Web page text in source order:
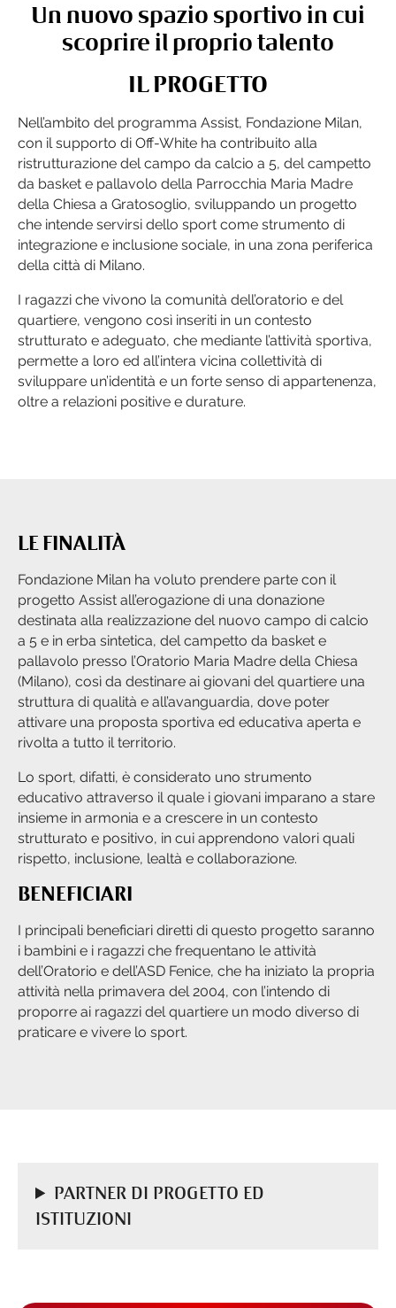
Un nuovo spazio sportivo in cui
scoprire il proprio talento
IL PROGETTO
Nell’ambito del programma Assist, Fondazione Milan,
con il supporto di Off-White ha contribuito alla
ristrutturazione del campo da calcio a 5, del campetto
da basket e pallavolo della Parrocchia Maria Madre
della Chiesa a Gratosoglio, sviluppando un progetto
che intende servirsi dello sport come strumento di
integrazione e inclusione sociale, in una zona periferica
della città di Milano.
I ragazzi che vivono la comunità dell’oratorio e del
quartiere, vengono così inseriti in un contesto
strutturato e adeguato, che mediante l’attività sportiva,
permette a loro ed all’intera vicina collettività di
sviluppare un’identità e un forte senso di appartenenza,
oltre a relazioni positive e durature.
LE FINALITÀ
Fondazione Milan ha voluto prendere parte con il
progetto Assist all’erogazione di una donazione
destinata alla realizzazione del nuovo campo di calcio
a 5 e in erba sintetica, del campetto da basket e
pallavolo presso l’Oratorio Maria Madre della Chiesa
(Milano), così da destinare ai giovani del quartiere una
struttura di qualità e all’avanguardia, dove poter
attivare una proposta sportiva ed educativa aperta e
rivolta a tutto il territorio.
Lo sport, difatti, è considerato uno strumento
educativo attraverso il quale i giovani imparano a stare
insieme in armonia e a crescere in un contesto
strutturato e positivo, in cui apprendono valori quali
rispetto, inclusione, lealtà e collaborazione.
BENEFICIARI
I principali beneficiari diretti di questo progetto saranno
i bambini e i ragazzi che frequentano le attività
dell’Oratorio e dell’ASD Fenice, che ha iniziato la propria
attività nella primavera del 2004, con l’intendo di
proporre ai ragazzi del quartiere un modo diverso di
praticare e vivere lo sport.
PARTNER DI PROGETTO ED
ISTITUZIONI